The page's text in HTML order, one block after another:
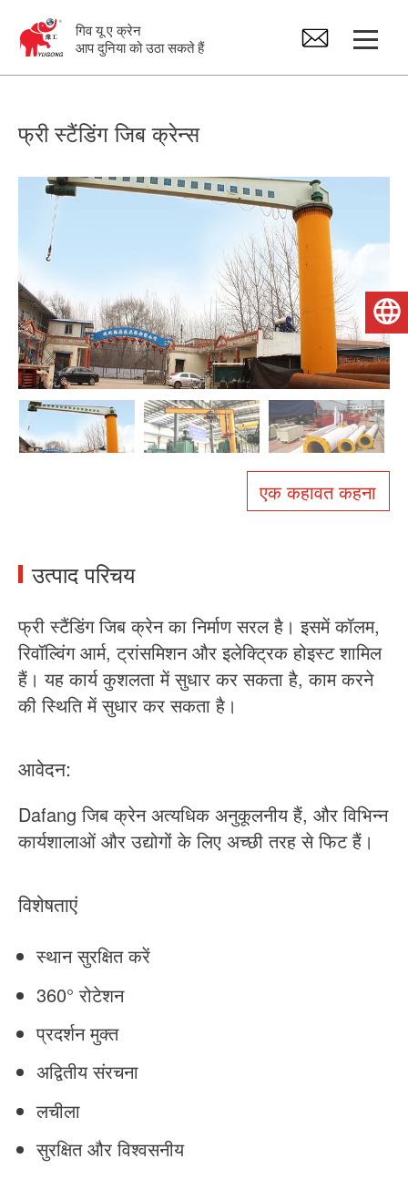
गिव यू ए क्रेन
आप दुनिया को उठा सकते हैं
तिकोनी क्रेन
बिजली चढ़ाना
क्रेन स्पेयर पार्ट्स
हमारे बारे में
समाचार
फ्री स्टैंडिंग जिब क्रेन्स
एक कहावत कहना
उत्पाद परिचय
फ्री स्टैंडिंग जिब क्रेन का निर्माण सरल है। इसमें कॉलम,
रिवॉल्विंग आर्म, ट्रांसमिशन और इलेक्ट्रिक होइस्ट शामिल
हैं। यह कार्य कुशलता में सुधार कर सकता है, काम करने
की स्थिति में सुधार कर सकता है।
आवेदन:
Dafang जिब क्रेन अत्यधिक अनुकूलनीय हैं, और विभिन्न
कार्यशालाओं और उद्योगों के लिए अच्छी तरह से फिट हैं।
विशेषताएं
स्थान सुरक्षित करें
360° रोटेशन
प्रदर्शन मुक्त
अद्वितीय संरचना
लचीला
सुरक्षित और विश्वसनीय
हिन्दी